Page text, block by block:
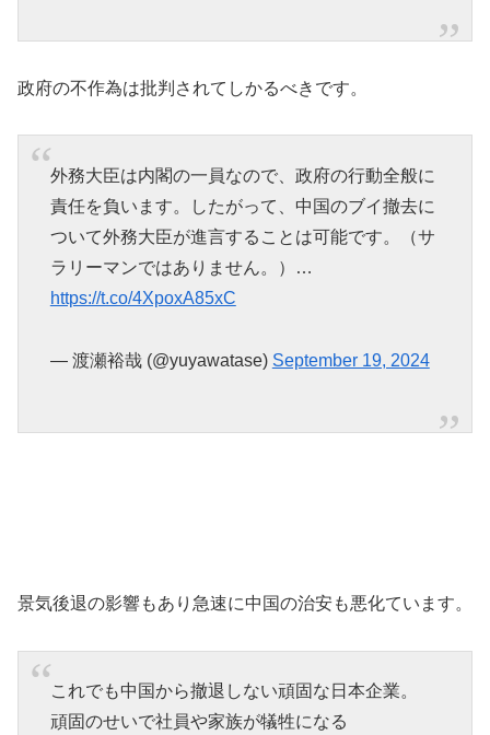
政府の不作為は批判されてしかるべきです。
外務大臣は内閣の一員なので、政府の行動全般に
責任を負います。したがって、中国のブイ撤去に
ついて外務大臣が進言することは可能です。（サ
ラリーマンではありません。）…
https://t.co/4XpoxA85xC
— 渡瀬裕哉 (@yuyawatase) September 19, 2024
景気後退の影響もあり急速に中国の治安も悪化ています。
これでも中国から撤退しない頑固な日本企業。
頑固のせいで社員や家族が犠牲になる